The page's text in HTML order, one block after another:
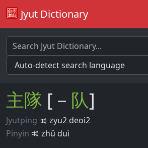
Jyut Dictionary
主隊 [－ 队]
Jyutping
zyu2 deoi2
Pinyin
zhǔ duì